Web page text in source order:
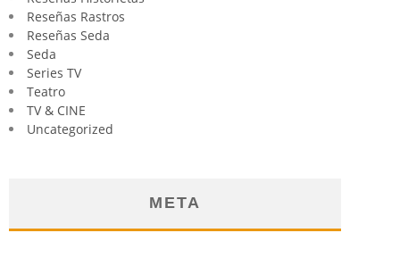
Reseñas Rastros
Reseñas Seda
Seda
Series TV
Teatro
TV & CINE
Uncategorized
META